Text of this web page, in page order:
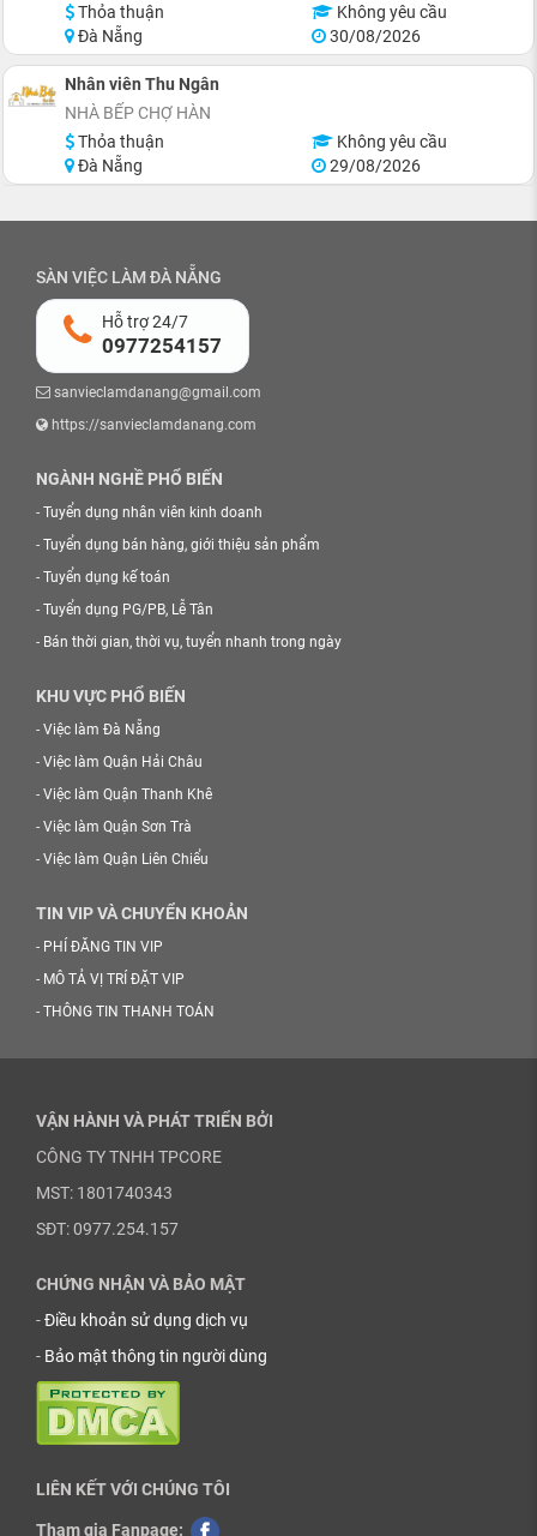
Thỏa thuận
Không yêu cầu
Đà Nẵng
30/08/2026
Nhân viên Thu Ngân
NHÀ BẾP CHỢ HÀN
Thỏa thuận
Không yêu cầu
Đà Nẵng
29/08/2026
SÀN VIỆC LÀM ĐÀ NẴNG
Hỗ trợ 24/7
0977254157
sanvieclamdanang@gmail.com
https://sanvieclamdanang.com
NGÀNH NGHỀ PHỔ BIẾN
- Tuyển dụng nhân viên kinh doanh
- Tuyển dụng bán hàng, giới thiệu sản phẩm
- Tuyển dụng kế toán
- Tuyển dụng PG/PB, Lễ Tân
- Bán thời gian, thời vụ, tuyển nhanh trong ngày
KHU VỰC PHỔ BIẾN
- Việc làm Đà Nẵng
- Việc làm Quận Hải Châu
- Việc làm Quận Thanh Khê
- Việc làm Quận Sơn Trà
- Việc làm Quận Liên Chiểu
TIN VIP VÀ CHUYỂN KHOẢN
- PHÍ ĐĂNG TIN VIP
- MÔ TẢ VỊ TRÍ ĐẶT VIP
- THÔNG TIN THANH TOÁN
VẬN HÀNH VÀ PHÁT TRIỂN BỞI
CÔNG TY TNHH TPCORE
MST: 1801740343
SĐT: 0977.254.157
CHỨNG NHẬN VÀ BẢO MẬT
-Điều khoản sử dụng dịch vụ
- Bảo mật thông tin người dùng
LIÊN KẾT VỚI CHÚNG TÔI
Tham gia Fanpage: